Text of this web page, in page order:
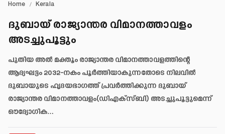
Home / Kerala
ദുബായ് രാജ്യാന്തര വിമാനത്താവളം
അടച്ചുപൂട്ടും
പുതിയ അൽ മക്തൂം രാജ്യാന്തര വിമാനത്താവളത്തിന്റെ
ആദ്യഘട്ടം 2032-നകം പൂർത്തിയാകുന്നതോടെ നിലവിൽ
ദുബായുടെ ഹൃദയഭാഗത്ത് പ്രവർത്തിക്കുന്ന ദുബായ്
രാജ്യാന്തര വിമാനത്താവളം(ഡിഎക്സ്ബി) അടച്ചുപൂട്ടുമെന്ന്
ഔദ്യോഗിക…